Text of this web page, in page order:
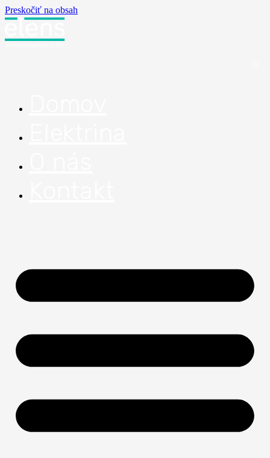
Preskočiť na obsah